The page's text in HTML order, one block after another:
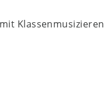
Klassenmusizieren